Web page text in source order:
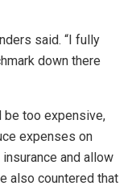
said. “I fully
down there
be too expensive,
expenses on
and allow
also countered that